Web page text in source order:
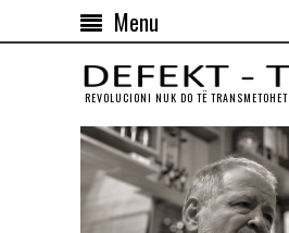
Menu
REVOLUCIONI NUK DO TЁ TRANSMETOHET